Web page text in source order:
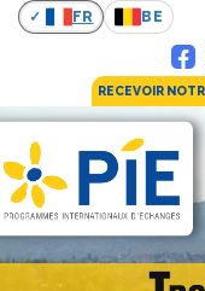
FR BE
RECEVOIR